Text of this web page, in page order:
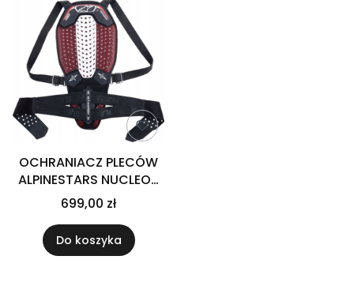
OCHRANIACZ PLECÓW
ALPINESTARS NUCLEON
PLASMA BLACK WHITE
RED
699,00 zł
Do koszyka